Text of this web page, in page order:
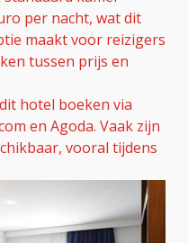
per nacht, wat dit
maakt voor reizigers
tussen prijs en
hotel boeken via
en Agoda. Vaak zijn
vooral tijdens